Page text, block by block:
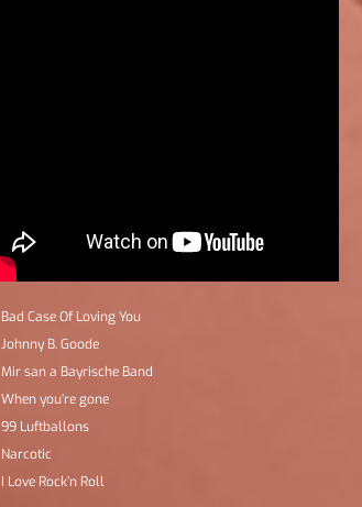
Bad Case Of Loving You
Johnny B. Goode
Mir san a Bayrische Band
When you’re gone
99 Luftballons
Narcotic
I Love Rock’n Roll